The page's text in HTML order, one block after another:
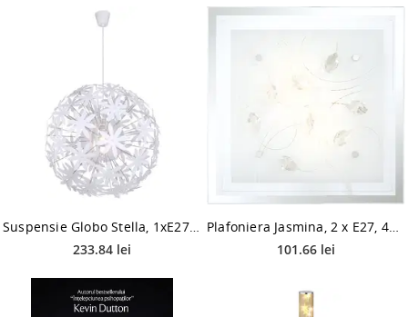
Suspensie Globo Stella, 1xE27, 60W, H 1500 mm x D 600 mm, alb
233.84 lei
101.66 lei